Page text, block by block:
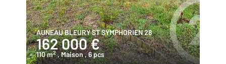
AUNEAU BLEURY ST SYMPHORIEN 28
162 000 €
110 m2 , Maison, 6 pcs